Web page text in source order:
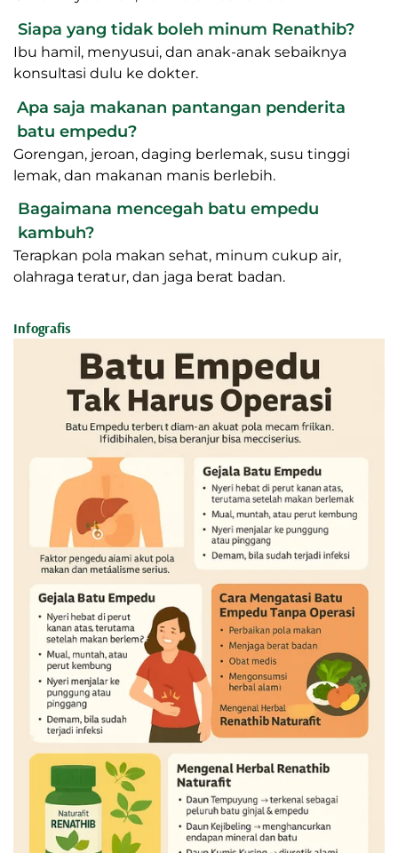
Siapa yang tidak boleh minum Renathib?
Ibu hamil, menyusui, dan anak-anak sebaiknya
konsultasi dulu ke dokter.
Apa saja makanan pantangan penderita
batu empedu?
Gorengan, jeroan, daging berlemak, susu tinggi
lemak, dan makanan manis berlebih.
Bagaimana mencegah batu empedu
kambuh?
Terapkan pola makan sehat, minum cukup air,
olahraga teratur, dan jaga berat badan.
Infografis